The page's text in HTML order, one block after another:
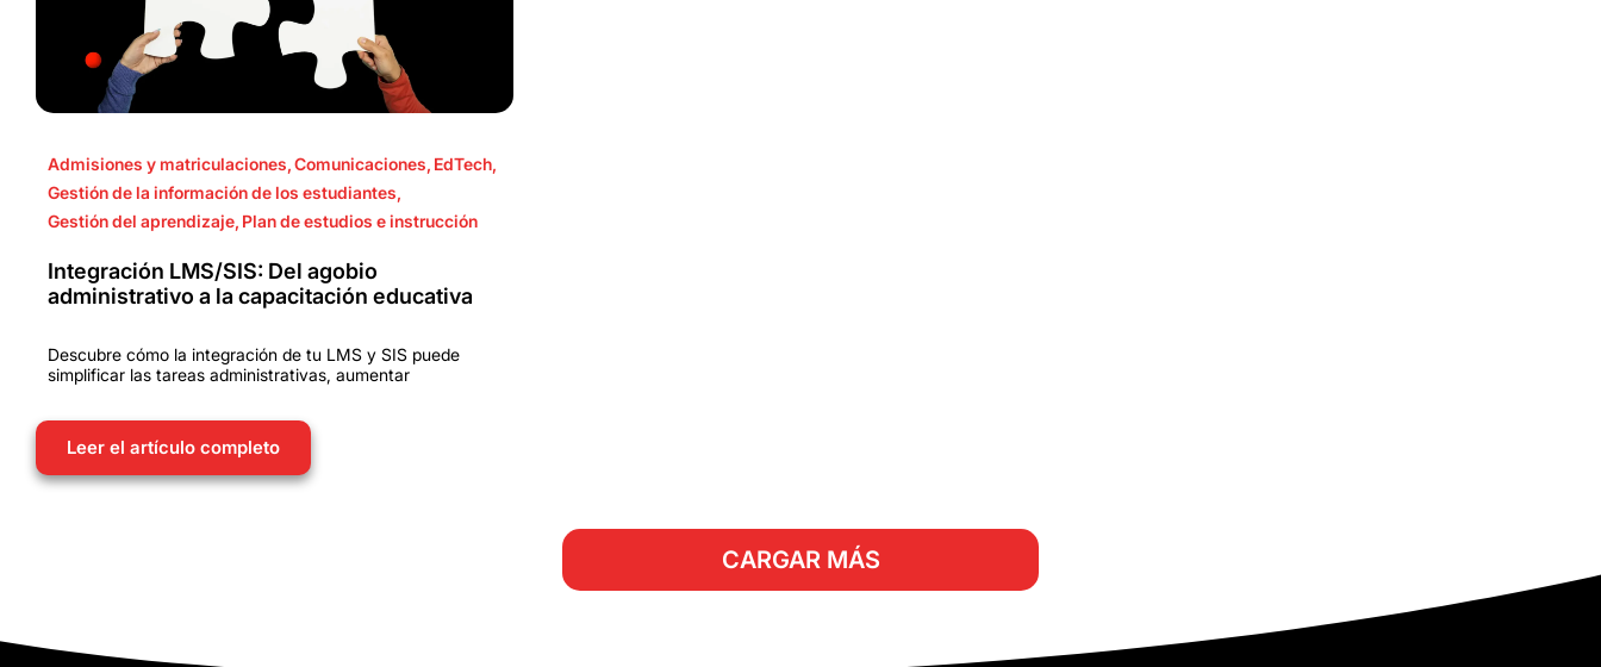
Admisiones y matriculaciones,Comunicaciones, EdTech,
Gestión de la información de los estudiantes,
Gestión del aprendizaje, Plan de estudios e instrucción
Integración LMS/SIS: Del agobio
administrativo a la capacitación educativa
Descubre cómo la integración de tu LMS y SIS puede
simplificar las tareas administrativas, aumentar
Leer el artículo completo
CARGAR MÁS